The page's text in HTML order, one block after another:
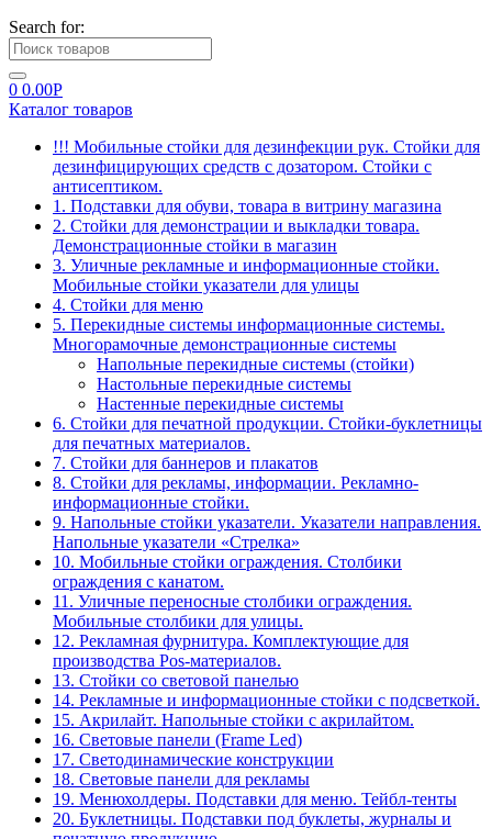
Search for:
0 0.00Р
Каталог товаров
!!! Мобильные стойки для дезинфекции рук. Стойки для
дезинфицирующих средств с дозатором. Стойки с
антисептиком.
1. Подставки для обуви, товара в витрину магазина
2. Стойки для демонстрации и выкладки товара.
Демонстрационные стойки в магазин
3. Уличные рекламные и информационные стойки.
Мобильные стойки указатели для улицы
4. Стойки для меню
5. Перекидные системы информационные системы.
Многорамочные демонстрационные системы
Напольные перекидные системы (стойки)
Настольные перекидные системы
Настенные перекидные системы
6. Стойки для печатной продукции. Стойки-буклетницы
для печатных материалов.
7. Стойки для баннеров и плакатов
8. Стойки для рекламы, информации. Рекламно-
информационные стойки.
9. Напольные стойки указатели. Указатели направления.
Напольные указатели «Стрелка»
10. Мобильные стойки ограждения. Столбики
ограждения с канатом.
11. Уличные переносные столбики ограждения.
Мобильные столбики для улицы.
12. Рекламная фурнитура. Комплектующие для
производства Pos-материалов.
13. Стойки со световой панелью
14. Рекламные и информационные стойки с подсветкой.
15. Акрилайт. Напольные стойки с акрилайтом.
16. Световые панели (Frame Led)
17. Светодинамические конструкции
18. Световые панели для рекламы
19. Менюхолдеры. Подставки для меню. Тейбл-тенты
20. Буклетницы. Подставки под буклеты, журналы и